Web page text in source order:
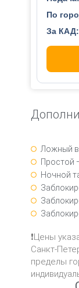
По
За КАД:
Ложный
Простой
Ночной
❗Цены
Санкт-
пределы